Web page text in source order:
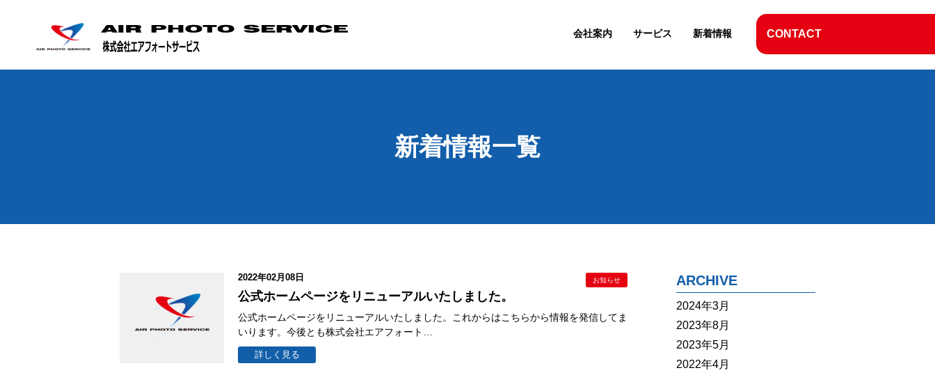
会社案内 サービス 新着情報 CONTACT
新着情報一覧
2022年02月08日
公式ホームページをリニューアルいたしました。
公式ホームページをリニューアルいたしました。これからはこちらから情報を発信してま
いります。今後とも株式会社エアフォート…
お知らせ
詳しく見る
ARCHIVE
2024年3月
2023年8月
2023年5月
2022年4月